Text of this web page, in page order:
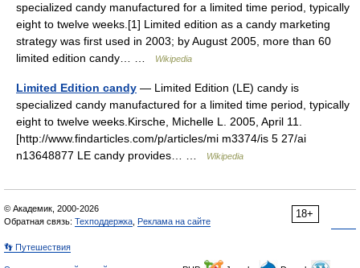
specialized candy manufactured for a limited time period, typically
eight to twelve weeks.[1] Limited edition as a candy marketing
strategy was first used in 2003; by August 2005, more than 60
limited edition candy… …
Wikipedia
Limited Edition candy — Limited Edition (LE) candy is
specialized candy manufactured for a limited time period, typically
eight to twelve weeks.Kirsche, Michelle L. 2005, April 11.
[http://www.findarticles.com/p/articles/mi m3374/is 5 27/ai
n13648877 LE candy provides… …
Wikipedia
18+
© Академик, 2000-2026
Обратная связь: Техподдержка Реклама на сайте
👣 Путешествия